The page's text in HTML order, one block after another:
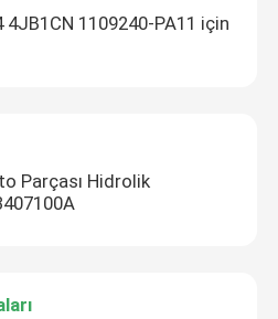
4JB1CN 1109240-PA11 için
Parçası Hidrolik